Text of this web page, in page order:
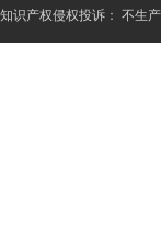
知识产权侵权投诉： 不生